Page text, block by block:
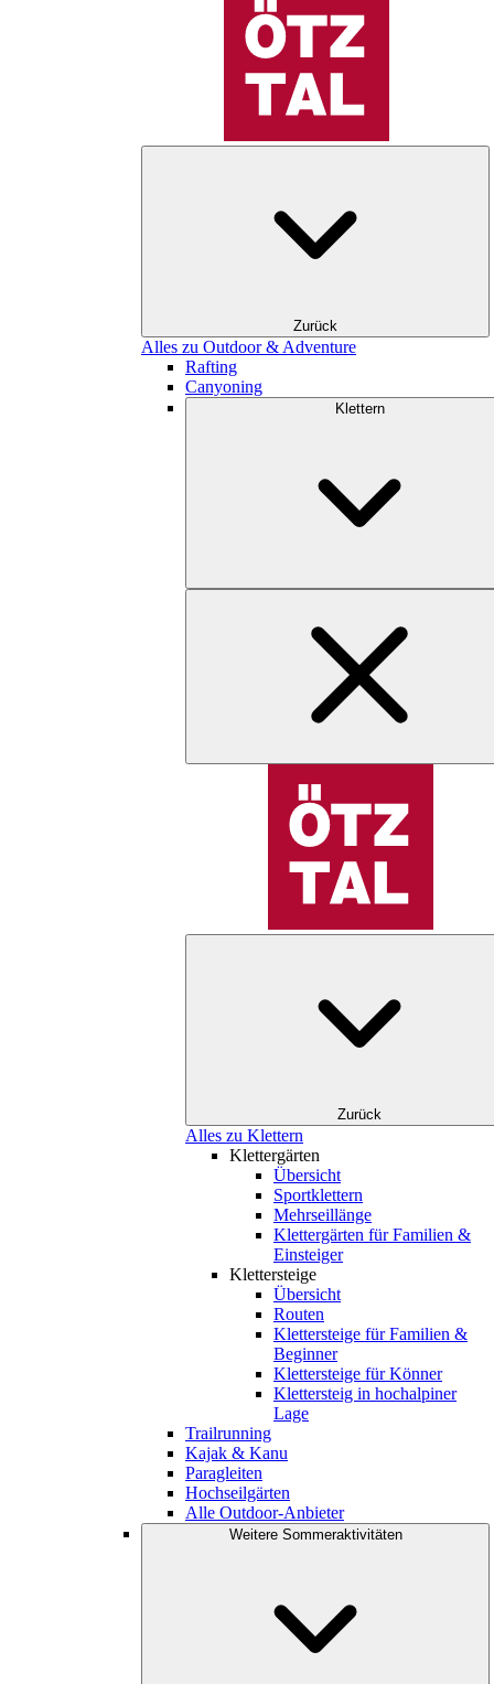
Zurück
Alles zu Outdoor & Adventure
Rafting
Canyoning
Klettern
Zurück
Alles zu Klettern
Klettergärten
Übersicht
Sportklettern
Mehrseillänge
Klettergärten für Familien &
Einsteiger
Klettersteige
Übersicht
Routen
Klettersteige für Familien &
Beginner
Klettersteige für Könner
Klettersteig in hochalpiner
Lage
Trailrunning
Kajak & Kanu
Paragleiten
Hochseilgärten
Alle Outdoor-Anbieter
Weitere Sommeraktivitäten